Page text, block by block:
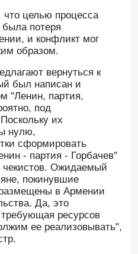
целью процесса
была потеря
и конфликт мог
образом.
вернуться к
был написан и
"Ленин, партия,
под
их
нулю,
сформировать
- партия - Горбачев"
чекистов. Ожидаемый
покинувшие
в Армении
Да, это
ресурсов
ее реализовывать",